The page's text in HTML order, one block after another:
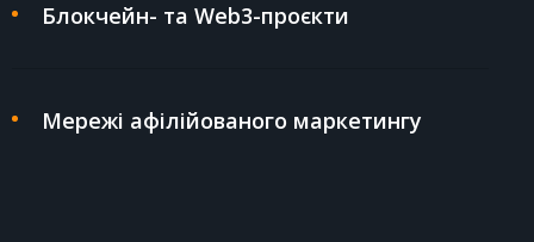
Блокчейн- та Web3-проєкти
Мережі афілійованого маркетингу